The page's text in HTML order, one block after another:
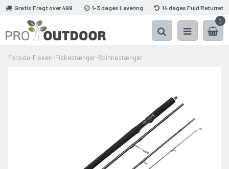
Gratis Fragt over 499 1-3 dages Levering
14 dages Fuld Returret
0
Forside-Fiskeri-Fiskestænger-Spinnestænger